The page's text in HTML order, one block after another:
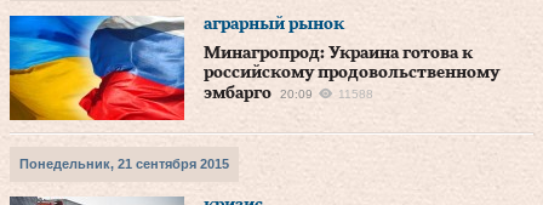
аграрный рынок
Минагропрод: Украина готова к
российскому продовольственному
эмбарго
20:09 11588
Понедельник, 21 сентября 2015